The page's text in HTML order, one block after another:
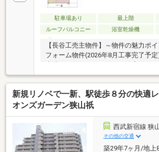
駐車場あり 最上階
ルーフバルコニー
浴室乾燥機
【長谷工売主物件】～物件の魅力ポ
フォーム物件(2026年8月工事完了
ニーとルーフバルコニーで眺望・日
好！◇西武新宿線「狭山市」駅まで
地！◇安心のオートロック～リフォ
8月完成予定・システムキッチン新規
リング張替・クロス張替・建具交換
リノベ」物件はここがポイント♪(1)ア
保証付き(2)暮らしの安心を守る２４時
新規リノベで一新、駅徒歩８分の快適
オンズガーデン狭山祇
西武新宿線 狭
その他の交通
築29年7ヶ月/地上